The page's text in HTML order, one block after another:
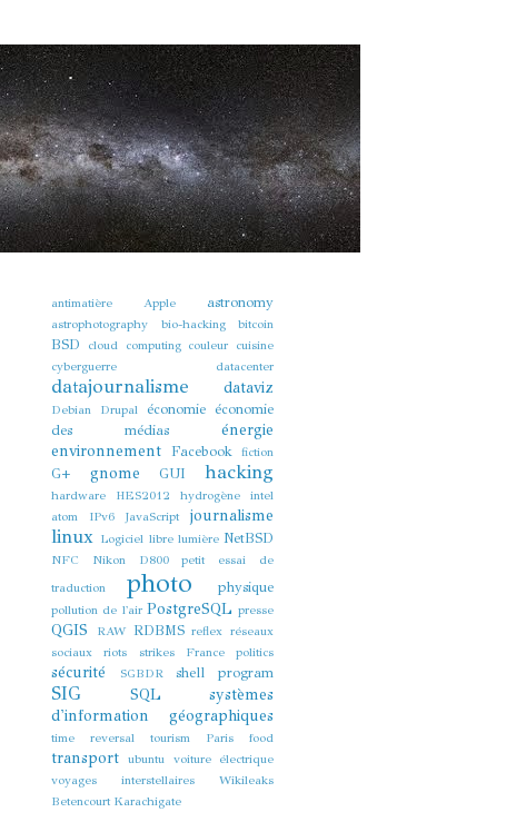
antimatière Apple astronomy
astrophotography bio-hacking bitcoin
BSD cloud computing couleur cuisine
cyberguerre
datacenter
datajournalisme dataviz
Debian Drupal économie économie
des médias
énergie
environnement Facebook fiction
G+ gnome GUI hacking
hardware HES2012 hydrogène
intel
atom
IPv6 JavaScript journalisme
linux Logiciel libre lumière NetBSD
NFC Nikon D800
petit essai de
traduction
photo physique
pollution de l'air PostgreSQL presse
QGIS RAW RDBMS reflex réseaux
sociaux
riots strikes France politics
sécurité SGBDR shell program
SIG SQL
systèmes
d'information géographiques
time reversal tourism Paris food
transport ubuntu voiture électrique
voyages interstellaires
Wikileaks
Betencourt Karachigate